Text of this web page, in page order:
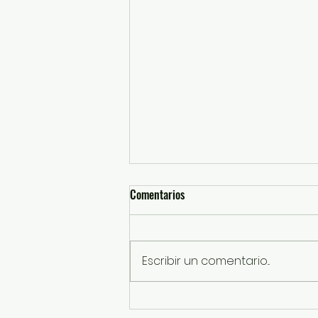
GEM invita a sumarse a la Jornada
Comentarios
Escribir un comentario...